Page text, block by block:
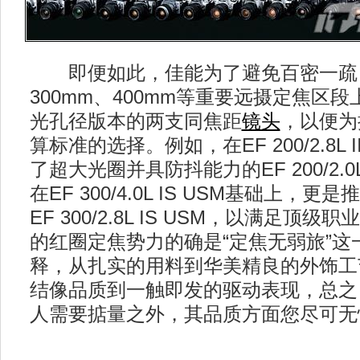
即便如此，佳能为了避免百密一疏
300mm、400mm等重要远摄定焦区段
光孔径版本的两支同焦距镜头 ，以便
算标准的选择。例如，在EF 200/2.8L
了超大光圈并具防抖能力的EF 200/
在EF 300/4.0L IS USM基础上，更是
EF 300/2.8L IS USM，以满足顶级职
的红圈定焦势力的确是“定焦无弱旅”
释，从扎实的用料到华美精良的外饰
结像品质到一触即发的驱动表现，总
人需要掂量之外，其品质方面您尽可